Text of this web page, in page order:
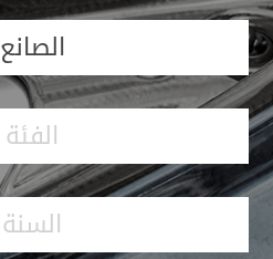
الصانع
الفئة
السنة